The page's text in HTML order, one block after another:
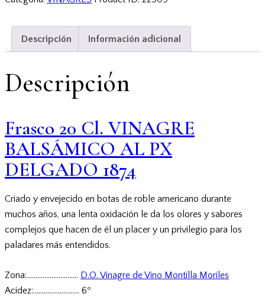
Descripción Información adicional
Descripción
Frasco 20 Cl. VINAGRE
BALSÁMICO AL PX
DELGADO 1874
Criado y envejecido en botas de roble americano durante
muchos años, una lenta oxidación le da los olores y sabores
complejos que hacen de él un placer y un privilegio para los
paladares más entendidos.
Zona:……………………….. D.O. Vinagre de Vino Montilla Moriles
Acidez:…………………….. 6º